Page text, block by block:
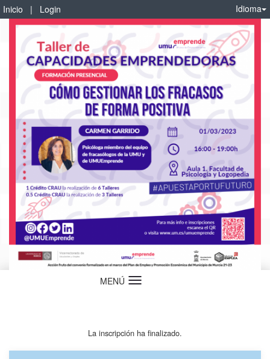
Inicio | Login Idioma
MENÚ Idioma
La inscripción ha finalizado.